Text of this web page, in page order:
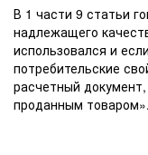
В 1 части 9 статьи
надлежащего
использовался и
потребительские
расчетный
проданным товаром».